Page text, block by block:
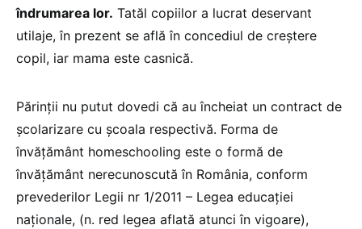
îndrumarea lor. Tatăl copiilor a lucrat deservant
utilaje, în prezent se află în concediul de creştere
copil, iar mama este casnică.
Părinții nu putut dovedi că au încheiat un contract de
şcolarizare cu școala respectivă. Forma de
învățământ homeschooling este o formă de
învățământ nerecunoscută în România, conform
prevederilor Legii nr 1/2011 – Legea educației
naționale, (n. red legea aflată atunci în vigoare),